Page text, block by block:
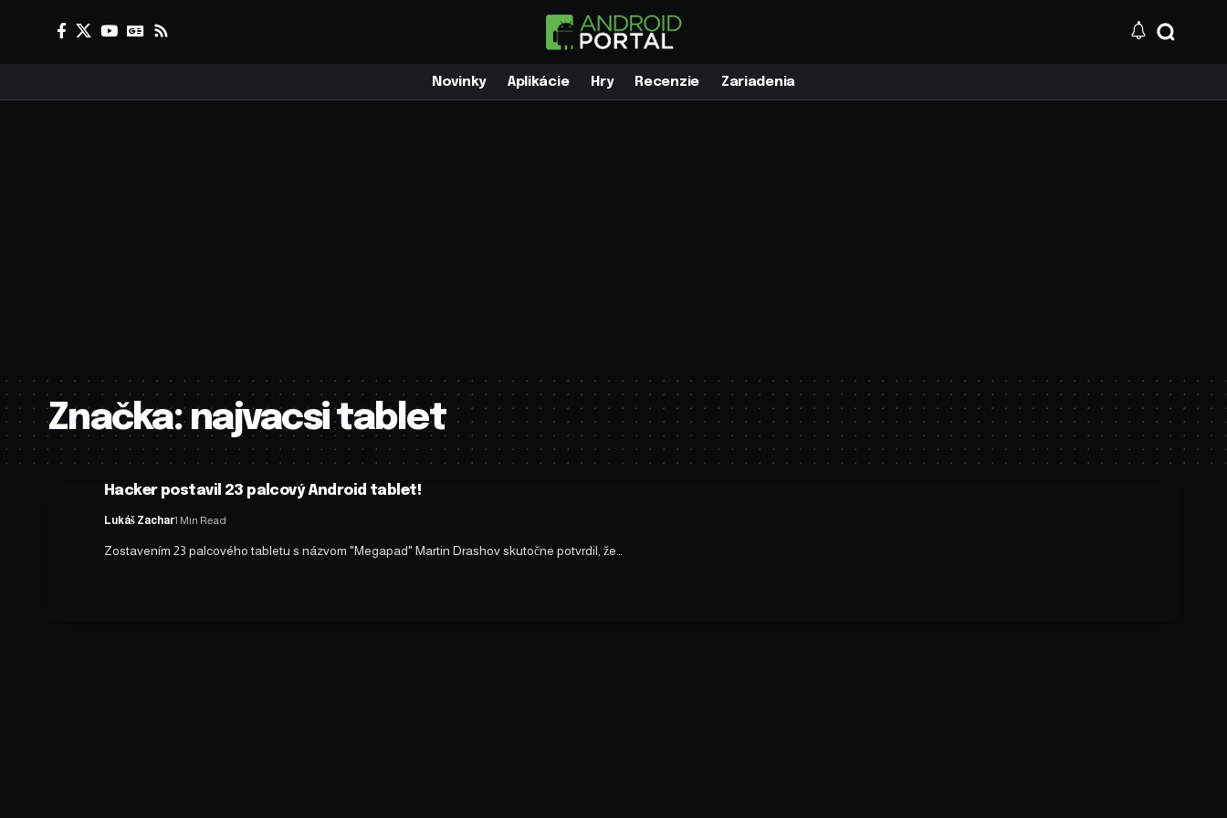
Novinky Aplikácie Hry Recenzie Zariadenia
Značka:najvacsi tablet
Hacker postavil 23 palcový Android tablet!
Lukáš Zachar1 Min Read
Zostavením 23 palcového tabletu s názvom "Megapad" Martin Drashov skutočne potvrdil, že…